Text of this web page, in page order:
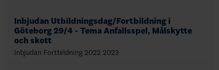
Inbjudan Utbildningsdag/Fortbildning i
Göteborg 29/4 - Tema Anfallsspel, Målskytte
och skott
Inbjudan Fortbildning 2022 2023